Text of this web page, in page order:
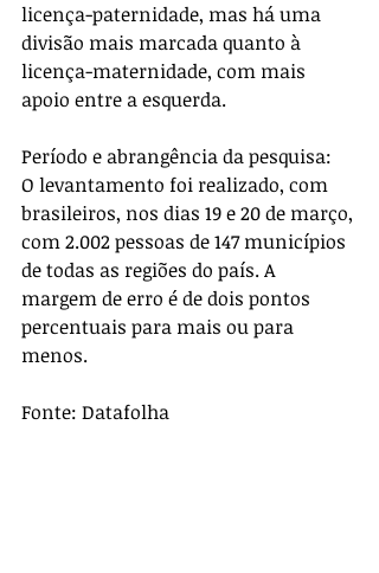
licença-paternidade, mas há uma
divisão mais marcada quanto à
licença-maternidade, com mais
apoio entre a esquerda.
Período e abrangência da pesquisa:
O levantamento foi realizado, com
brasileiros, nos dias 19 e 20 de março,
com 2.002 pessoas de 147 municípios
de todas as regiões do país. A
margem de erro é de dois pontos
percentuais para mais ou para
menos.
Fonte: Datafolha